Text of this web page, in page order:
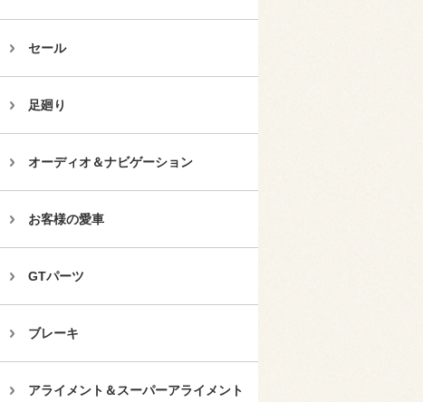
セール
足廻り
オーディオ＆ナビゲーション
お客様の愛車
GTパーツ
ブレーキ
アライメント＆スーパーアライメント